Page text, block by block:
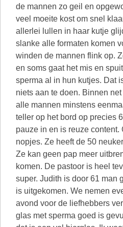
de mannen zo geil en
veel moeite kost om snel
allerlei lullen in haar kutje
slanke alle formaten komen
winden de mannen flink op.
en soms gaat het mis en
sperma al in hun kutjes. Dat
niets aan te doen. Binnen
alle mannen minstens
teller op het bord op precies
pauze in en is reuze content.
nopjes. Ze heeft de 50
Ze kan geen pap meer
komen. De pastoor is heel
super. Judith is door 61 man
is uitgekomen. We nemen
avond voor de liefhebbers
glas met sperma goed is